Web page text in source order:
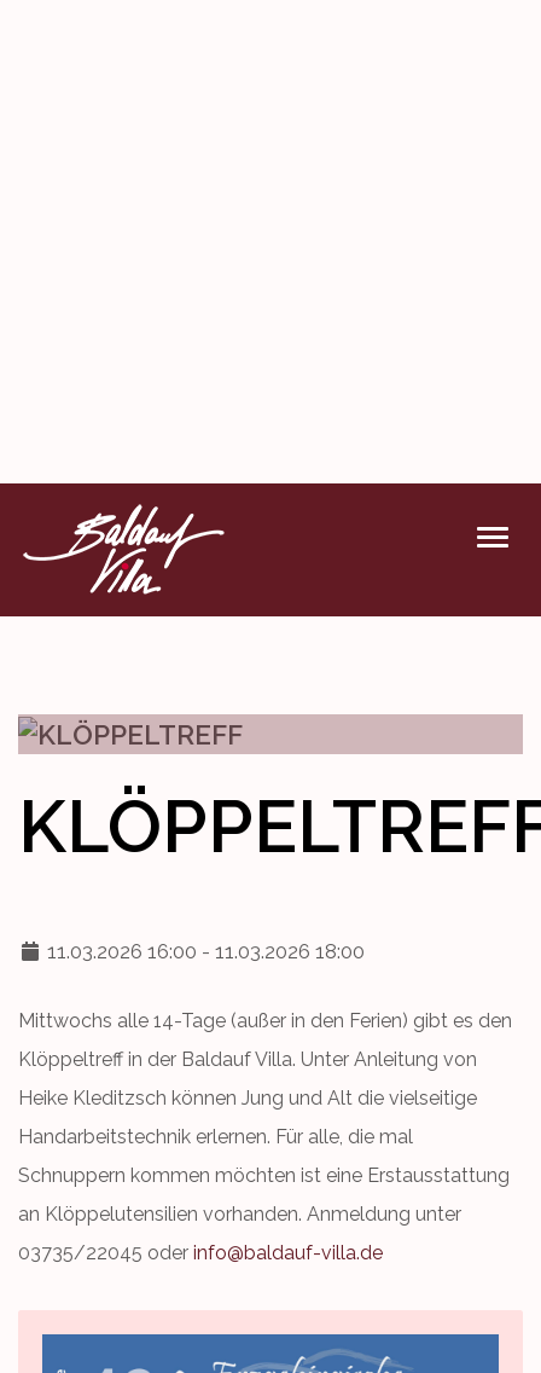
KONTAKT
11.03.2026 16:00 - 11.03.2026 18:00
Mittwochs alle 14-Tage (außer in den Ferien) gibt es den
Klöppeltreff in der Baldauf Villa. Unter Anleitung von
Heike Kleditzsch können Jung und Alt die vielseitige
Handarbeitstechnik erlernen. Für alle, die mal
Schnuppern kommen möchten ist eine Erstausstattung
an Klöppelutensilien vorhanden. Anmeldung unter
03735/22045 oder info@baldauf-villa.de